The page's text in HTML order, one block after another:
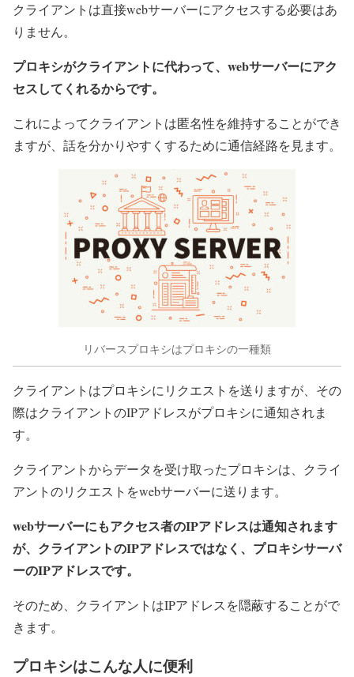
クライアントは直接webサーバーにアクセスする必要はあ
りません。
プロキシがクライアントに代わって、webサーバーにアク
セスしてくれるからです。
これによってクライアントは匿名性を維持することができ
ますが、話を分かりやすくするために通信経路を見ます。
リバースプロキシはプロキシの一種類
クライアントはプロキシにリクエストを送りますが、その
際はクライアントのIPアドレスがプロキシに通知されま
す。
クライアントからデータを受け取ったプロキシは、クライ
アントのリクエストをwebサーバーに送ります。
webサーバーにもアクセス者のIPアドレスは通知されます
が、クライアントのIPアドレスではなく、プロキシサーバ
ーのIPアドレスです。
そのため、クライアントはIPアドレスを隠蔽することがで
きます。
プロキシはこんな人に便利